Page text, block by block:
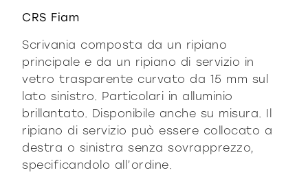
FRANÇAIS
ITALIANO
Puro
DECISO MORBIDO
Moderno
DECISO MORBIDO
Sofisticato
DECISO MORBIDO
specchi
specchi tv
vetrine e madie
libreria e sistemi
illuminazione
Mood
Prodotti
tutti i prodotti
Materioteca
Milano Design Week 2026
Specchi
Specchi TV
Design
trova rivenditori
CRS Fiam
Scrivania composta da un ripiano
principale e da un ripiano di servizio in
vetro trasparente curvato da 15 mm sul
lato sinistro. Particolari in alluminio
brillantato. Disponibile anche su misura. Il
ripiano di servizio può essere collocato a
destra o sinistra senza sovrapprezzo,
specificandolo all’ordine.